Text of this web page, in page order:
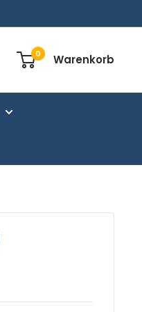
0 Warenkorb